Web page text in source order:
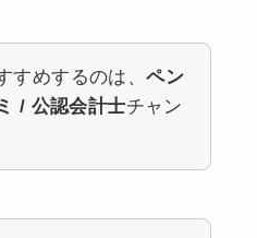
すめするのは、ペン
/ 公認会計士チャン